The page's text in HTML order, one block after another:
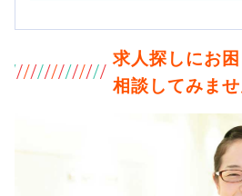
求人探しにお
相談してみませ